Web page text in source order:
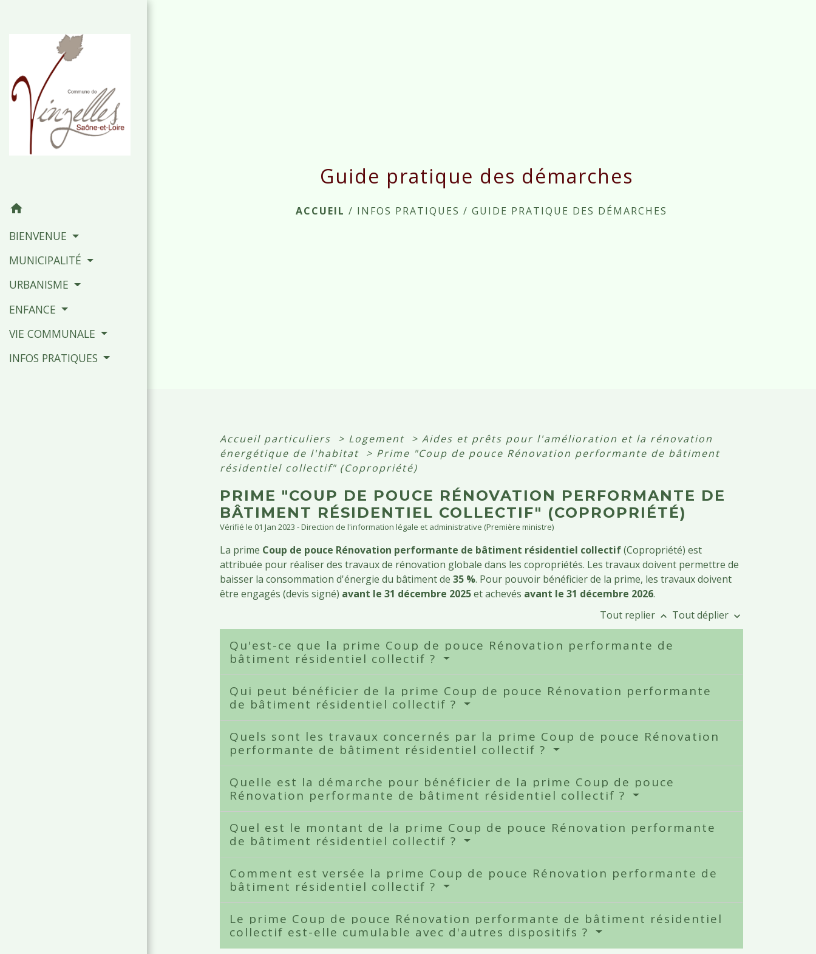
home
BIENVENUE
MUNICIPALITÉ
URBANISME
ENFANCE
VIE COMMUNALE
INFOS PRATIQUES
Guide pratique des démarches
ACCUEIL / INFOS PRATIQUES / GUIDE PRATIQUE DES DÉMARCHES
Accueil particuliers > Logement > Aides et prêts pour l'amélioration et la rénovation
énergétique de l'habitat > Prime "Coup de pouce Rénovation performante de bâtiment
résidentiel collectif" (Copropriété)
PRIME "COUP DE POUCE RÉNOVATION PERFORMANTE DE
BÂTIMENT RÉSIDENTIEL COLLECTIF" (COPROPRIÉTÉ)
Vérifié le 01 Jan 2023 - Direction de l'information légale et administrative (Première ministre)
La prime Coup de pouce Rénovation performante de bâtiment résidentiel collectif(Copropriété) est
attribuée pour réaliser des travaux de rénovation globale dans les copropriétés. Les travaux doivent permettre de
baisser la consommation d'énergie du bâtiment de 35 %. Pour pouvoir bénéficier de la prime, les travaux doivent
être engagés (devis signé) avant le 31 décembre 2025et achevés avant le 31 décembre 2026.
Tout replier keyboard_arrow_up Tout déplier keyboard_arrow_down
Qu'est-ce que la prime Coup de pouce Rénovation performante de
bâtiment résidentiel collectif ?
Qui peut bénéficier de la prime Coup de pouce Rénovation performante
de bâtiment résidentiel collectif ?
Quels sont les travaux concernés par la prime Coup de pouce Rénovation
performante de bâtiment résidentiel collectif ?
Quelle est la démarche pour bénéficier de la prime Coup de pouce
Rénovation performante de bâtiment résidentiel collectif ?
Quel est le montant de la prime Coup de pouce Rénovation performante
de bâtiment résidentiel collectif ?
Comment est versée la prime Coup de pouce Rénovation performante de
bâtiment résidentiel collectif ?
Le prime Coup de pouce Rénovation performante de bâtiment résidentiel
collectif est-elle cumulable avec d'autres dispositifs ?